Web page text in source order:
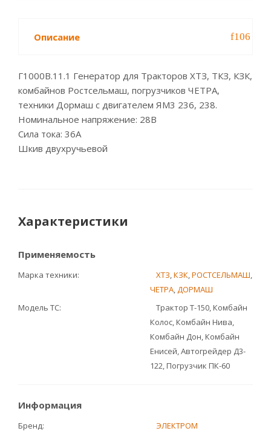
Описание
Г1000В.11.1 Генератор для Тракторов ХТЗ, ТКЗ, КЗК,
комбайнов Ростсельмаш, погрузчиков ЧЕТРА,
техники Дормаш с двигателем ЯМ3 236, 238.
Номинальное напряжение: 28В
Сила тока: 36А
Шкив двухручьевой
Характеристики
Применяемость
Марка техники ХТЗ,КЗК,РОСТСЕЛЬМАШ,
ЧЕТРА,ДОРМАШ
Модель ТС
Трактор Т-150, Комбайн
Колос, Комбайн Нива,
Комбайн Дон, Комбайн
Енисей, Автогрейдер Д3-
122, Погрузчик ПК-60
Информация
Бренд ЭЛЕКТРОМ